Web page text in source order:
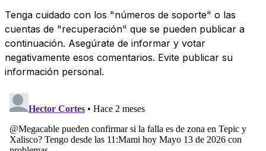
Tenga cuidado con los "números de soporte" o las
cuentas de "recuperación" que se pueden publicar a
continuación. Asegúrate de informar y votar
negativamente esos comentarios. Evite publicar su
información personal.